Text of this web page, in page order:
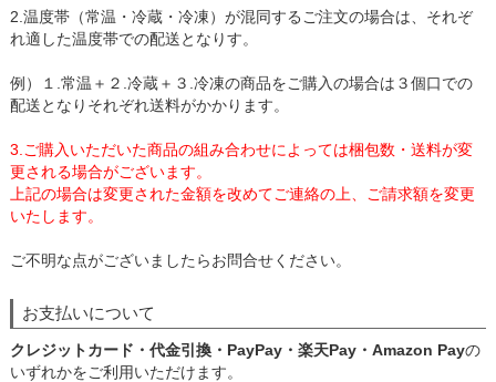
2.温度帯（常温・冷蔵・冷凍）が混同するご注文の場合は、それぞ
れ適した温度帯での配送となりす。
例）１.常温＋２.冷蔵＋３.冷凍の商品をご購入の場合は３個口での
配送となりそれぞれ送料がかかります。
3.ご購入いただいた商品の組み合わせによっては梱包数・送料が変
更される場合がございます。
上記の場合は変更された金額を改めてご連絡の上、ご請求額を変更
いたします。
ご不明な点がございましたらお問合せください。
お支払いについて
クレジットカード・代金引換・PayPay・楽天Pay・Amazon Payの
いずれかをご利用いただけます。